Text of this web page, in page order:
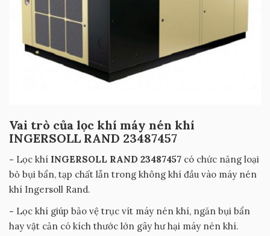
Vai trò của lọc khí máy nén khí
INGERSOLL RAND 23487457
- Lọc khí INGERSOLL RAND 23487457 có chức năng loại
bỏ bụi bẩn, tạp chất lẫn trong không khí đầu vào máy nén
khí Ingersoll Rand.
- Lọc khí giúp bảo vệ trục vít máy nén khí, ngăn bụi bẩn
hay vật cản có kích thước lớn gây hư hại máy nén khí.